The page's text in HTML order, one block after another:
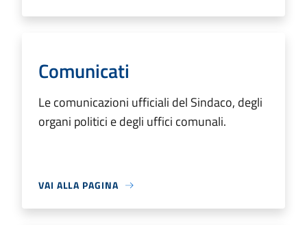
Comunicati
Le comunicazioni ufficiali del Sindaco, degli
organi politici e degli uffici comunali.
VAI ALLA PAGINA